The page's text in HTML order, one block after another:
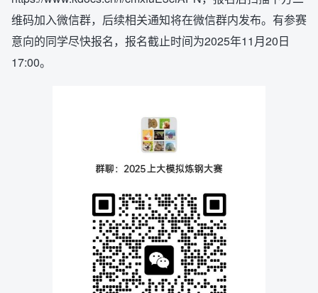
维码加入微信群，后续相关通知将在微信群内发布。有参赛
意向的同学尽快报名，报名截止时间为2025年11月20日
17:00。